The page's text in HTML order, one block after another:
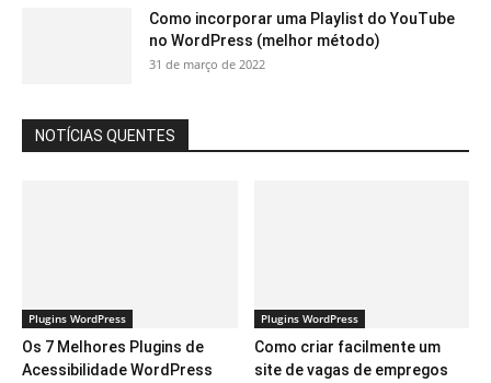
Como incorporar uma Playlist do YouTube
no WordPress (melhor método)
31 de março de 2022
NOTÍCIAS QUENTES
Plugins WordPress
Os 7 Melhores Plugins de
Acessibilidade WordPress
Plugins WordPress
Como criar facilmente um
site de vagas de empregos